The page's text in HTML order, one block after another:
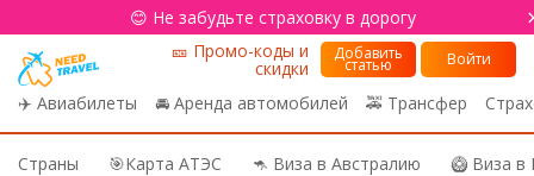
😊 Не забудьте страховку в дорогу
✈️ Авиабилеты 🚘 Аренда автомобилей 🚕 Трансфер
🎫 Промо-коды и
скидки
Добавить
статью Войти
Страны 🎯Карта АТЭС 🦘 Виза в Австралию 🥝 Виза